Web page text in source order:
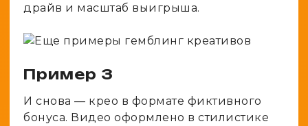
драйв и масштаб выигрыша.
Пример 3
И снова — крео в формате фиктивного
бонуса. Видео оформлено в стилистике